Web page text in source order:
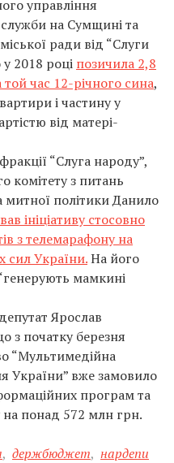
управління
на Сумщині та
ради від “Слуги
2018 році позичила 2,8
час 12-річного сина,
і частину у
від матері-
“Слуга народу”,
комітету з питань
митної політики Данило
ініціативу стосовно
з телемарафону на
сил України.На його
мамкині
Ярослав
з початку березня
“Мультимедійна
України” вже замовило
програм та
на понад 572 млн грн.
, держбюджет, нардепи